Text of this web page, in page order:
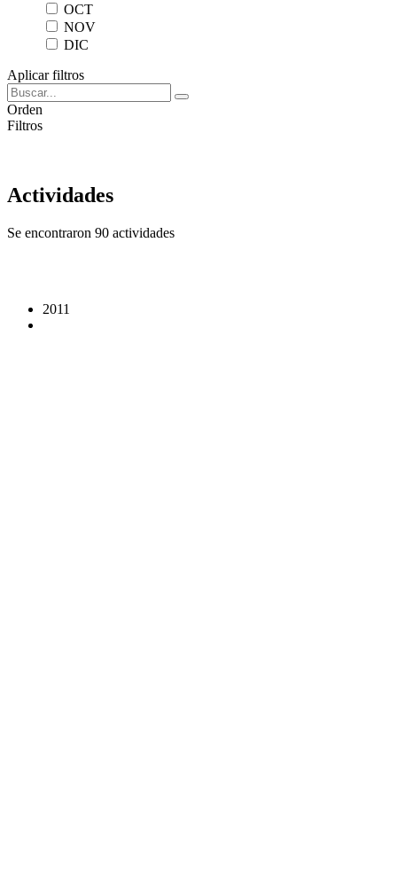
OCT
NOV
DIC
Aplicar filtros
Orden
Filtros
Actividades
Se encontraron 90 actividades
2011